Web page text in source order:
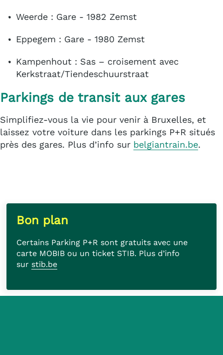
Bon plan
Certains Parking P+R sont gratuits avec une
carte MOBIB ou un ticket STIB. Plus d’info
sur stib.be
Weerde : Gare - 1982 Zemst
Eppegem : Gare - 1980 Zemst
Kampenhout : Sas – croisement avec
Kerkstraat/Tiendeschuurstraat
Parkings de transit aux gares
Simplifiez-vous la vie pour venir à Bruxelles, et
laissez votre voiture dans les parkings P+R situés
près des gares. Plus d’info sur belgiantrain.be.